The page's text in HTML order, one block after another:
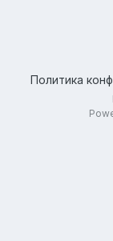
Политика